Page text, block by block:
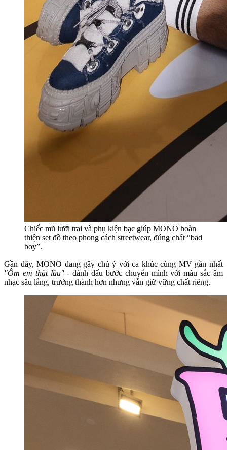
Chiếc mũ lưỡi trai và phụ kiện bạc giúp MONO hoàn
thiện set đồ theo phong cách streetwear, đúng chất “bad
boy”.
Gần đây, MONO đang gây chú ý với ca khúc cùng MV gần nhất
"Ôm em thật lâu"- đánh dấu bước chuyển mình với màu sắc âm
nhạc sâu lắng, trưởng thành hơn nhưng vẫn giữ vững chất riêng.